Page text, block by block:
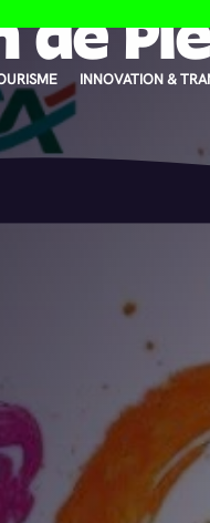
INNOVATION &
de